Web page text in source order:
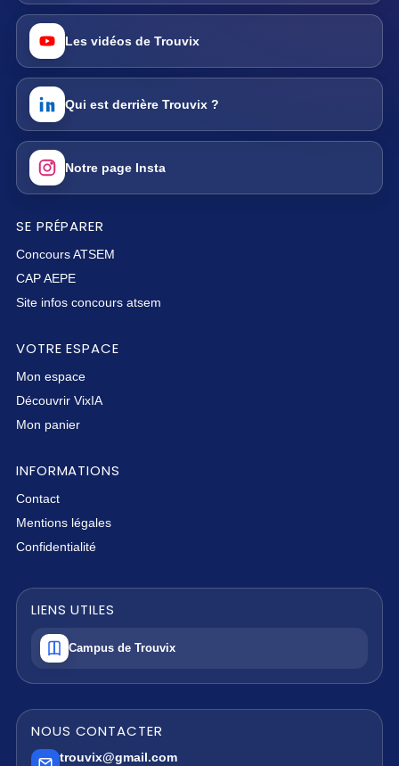
Les vidéos de Trouvix
Qui est derrière Trouvix ?
Notre page Insta
SE PRÉPARER
Concours ATSEM
CAP AEPE
Site infos concours atsem
VOTRE ESPACE
Mon espace
Découvrir VixIA
Mon panier
INFORMATIONS
Contact
Mentions légales
Confidentialité
LIENS UTILES
Campus de Trouvix
NOUS CONTACTER
trouvix@gmail.com